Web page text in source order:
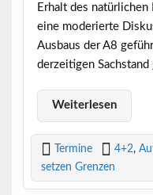
Erhalt des
eine moderierte
Ausbaus der A8
derzeitigen Sachstand
Weiterlesen
Termine 4+2,
setzen Grenzen